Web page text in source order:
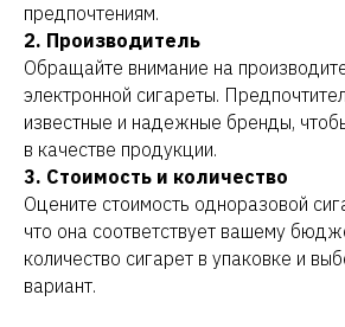
предпочтениям.
2. Производитель
Обращайте внимание на
электронной сигареты.
известные и надежные бренды,
в качестве продукции.
3. Стоимость и количество
Оцените стоимость одноразовой
что она соответствует вашему
количество сигарет в упаковке и
вариант.